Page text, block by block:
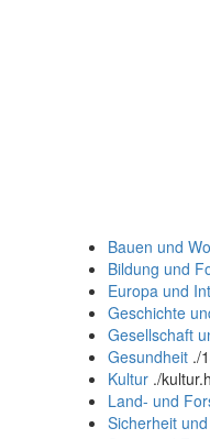
Bauen und
Bildung und
Europa und
Geschichte
Gesellschaft
Gesundheit ./
Kultur ./
Land- und
Sicherheit